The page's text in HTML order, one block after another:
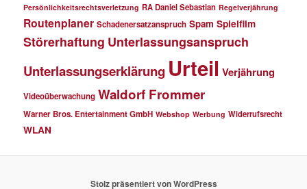
Persönlichkeitsrechtsverletzung RA Daniel Sebastian Regelverjährung
Routenplaner Schadenersatzanspruch Spam Spielfilm
Störerhaftung Unterlassungsanspruch
Unterlassungserklärung Urteil Verjährung
Videoüberwachung Waldorf Frommer
Warner Bros. Entertainment GmbH Webshop Werbung Widerrufsrecht
WLAN
Stolz präsentiert von WordPress